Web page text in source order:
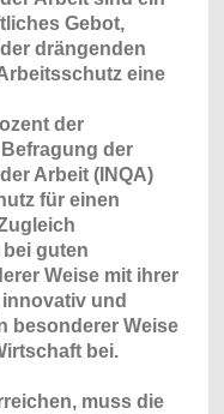
Gebot,
drängenden
eine
der
der
Arbeit (INQA)
für einen
guten
Weise mit ihrer
und
besonderer Weise
bei.
muss die